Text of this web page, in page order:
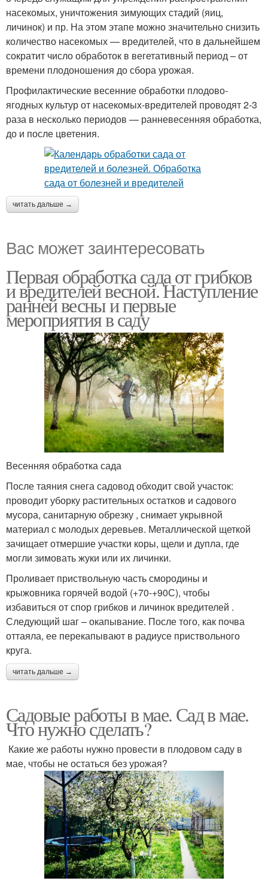
насекомых, уничтожения зимующих стадий (яиц,
личинок) и пр. На этом этапе можно значительно снизить
количество насекомых — вредителей, что в дальнейшем
сократит число обработок в вегетативный период – от
времени плодоношения до сбора урожая.
Профилактические весенние обработки плодово-
ягодных культур от насекомых-вредителей проводят 2-3
раза в несколько периодов — ранневесенняя обработка,
до и после цветения.
читать дальше →
Вас может заинтересовать
Первая обработка сада от грибков
и вредителей весной. Наступление
ранней весны и первые
мероприятия в саду
Весенняя обработка сада
После таяния снега садовод обходит свой участок:
проводит уборку растительных остатков и садового
мусора, санитарную обрезку , снимает укрывной
материал с молодых деревьев. Металлической щеткой
зачищает отмершие участки коры, щели и дупла, где
могли зимовать жуки или их личинки.
Проливает приствольную часть смородины и
крыжовника горячей водой (+70-+90С), чтобы
избавиться от спор грибков и личинок вредителей .
Следующий шаг – окапывание. После того, как почва
оттаяла, ее перекапывают в радиусе приствольного
круга.
читать дальше →
Садовые работы в мае. Сад в мае.
Что нужно сделать?
Какие же работы нужно провести в плодовом саду в
мае, чтобы не остаться без урожая?